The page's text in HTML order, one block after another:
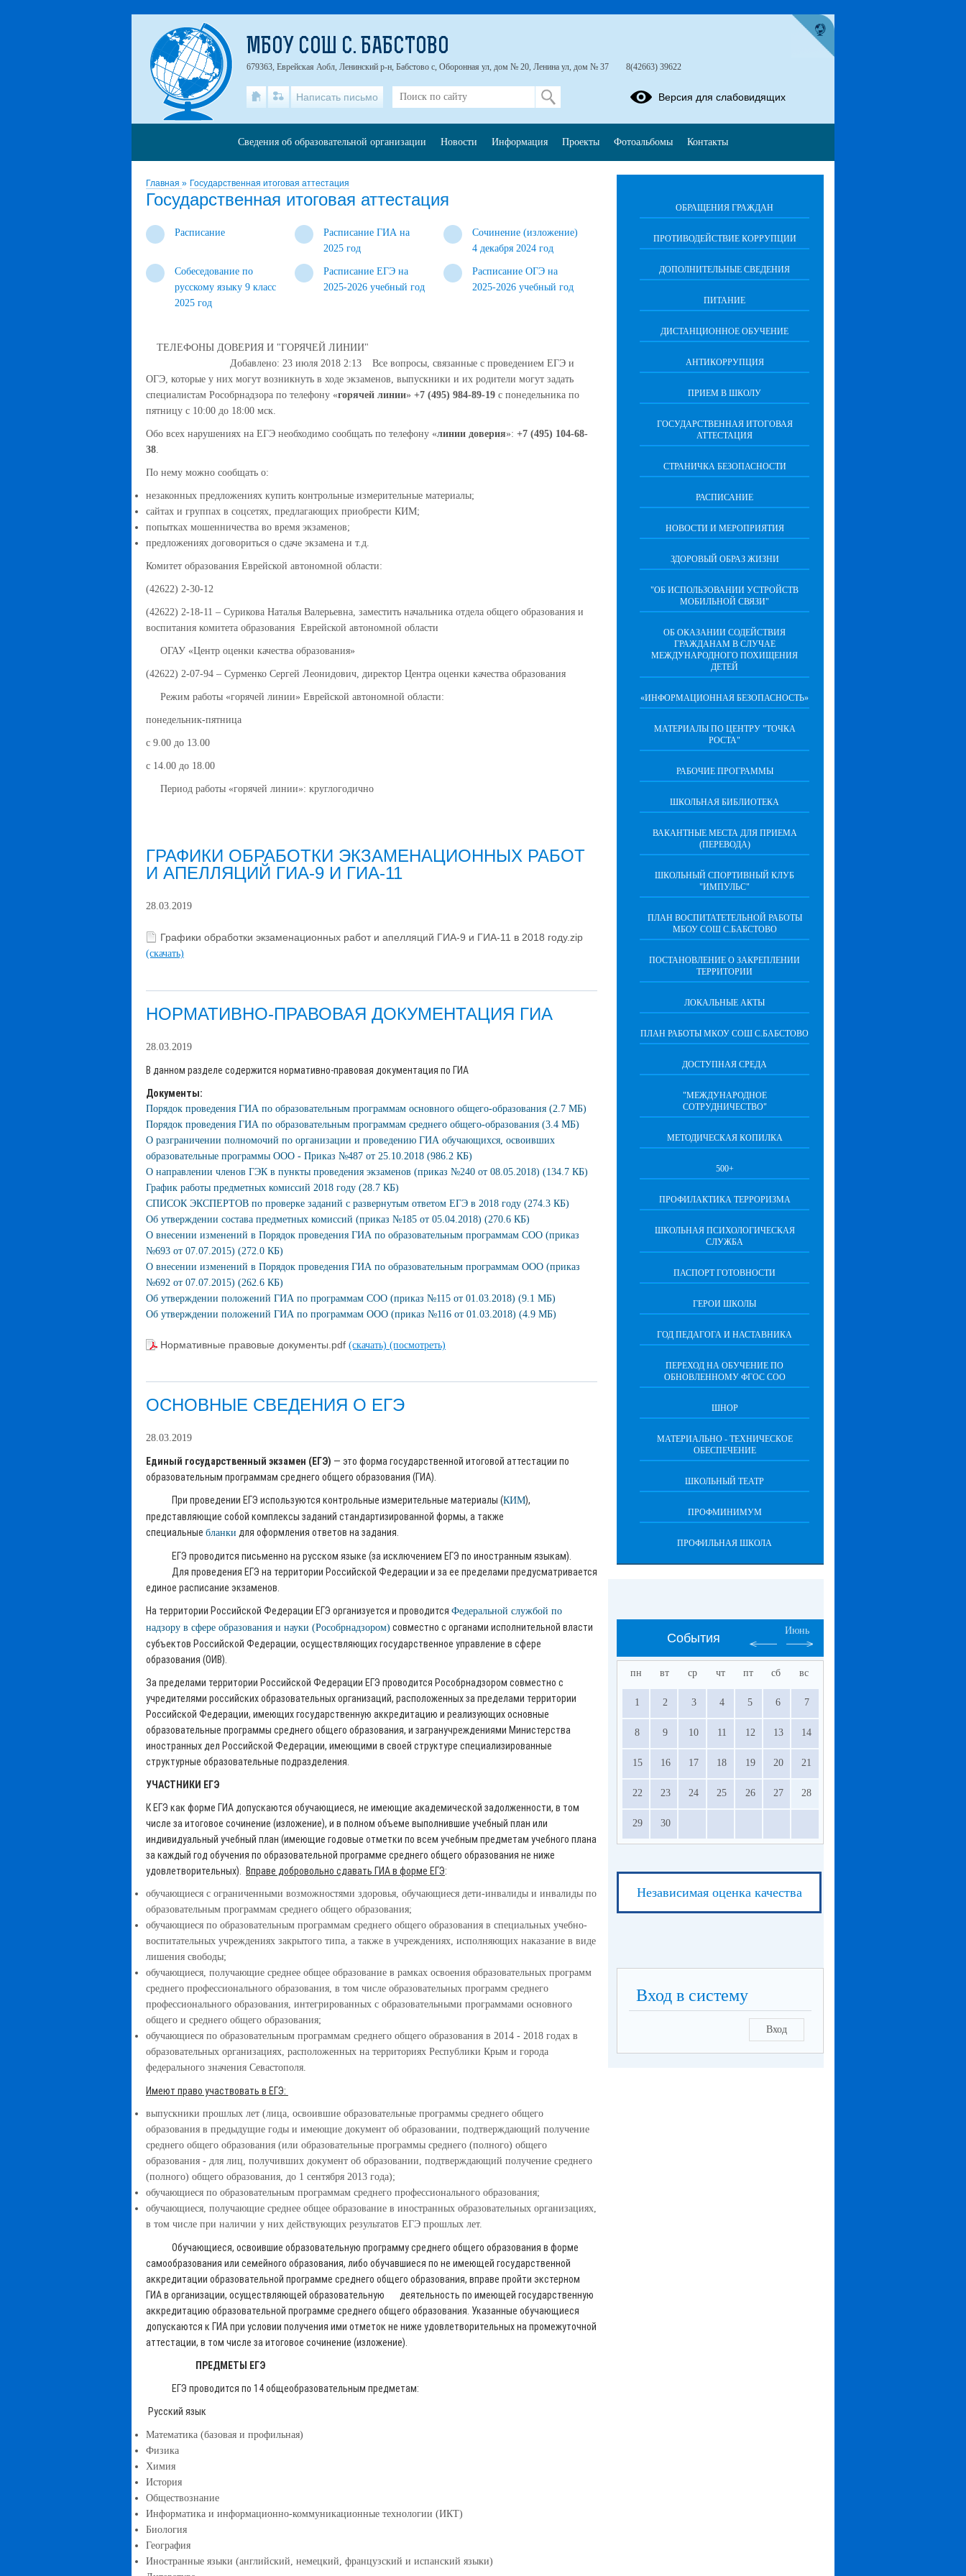
Главная » Государственная итоговая аттестация
Государственная итоговая аттестация
Расписание
Расписание ГИА на
2025 год
Сочинение (изложение)
4 декабря 2024 год
Собеседование по
русскому языку 9 класс
2025 год
Расписание ЕГЭ на
2025-2026 учебный год
Расписание ОГЭ на
2025-2026 учебный год
ТЕЛЕФОНЫ ДОВЕРИЯ И "ГОРЯЧЕЙ ЛИНИИ"
Добавлено: 23 июля 2018 2:13
Все вопросы, связанные с проведением ЕГЭ и
ОГЭ, которые у них могут возникнуть в ходе экзаменов, выпускники и их родители могут задать
специалистам Рособрнадзора по телефону «горячей линии» +7 (495) 984-89-19 с понедельника по
пятницу с 10:00 до 18:00 мск.
Обо всех нарушениях на ЕГЭ необходимо сообщать по телефону «линии доверия»: +7 (495) 104-68-
38.
По нему можно сообщать о:
незаконных предложениях купить контрольные измерительные материалы;
сайтах и группах в соцсетях, предлагающих приобрести КИМ;
попытках мошенничества во время экзаменов;
предложениях договориться о сдаче экзамена и т.д.
Комитет образования Еврейской автономной области:
(42622) 2-30-12
(42622) 2-18-11 – Сурикова Наталья Валерьевна, заместить начальника отдела общего образования и
воспитания комитета образования Еврейской автономной области
ОГАУ «Центр оценки качества образования»
(42622) 2-07-94 – Сурменко Сергей Леонидович, директор Центра оценки качества образования
Режим работы «горячей линии» Еврейской автономной области:
понедельник-пятница
с 9.00 до 13.00
с 14.00 до 18.00
Период работы «горячей линии»: круглогодично
ГРАФИКИ ОБРАБОТКИ ЭКЗАМЕНАЦИОННЫХ РАБОТ
И АПЕЛЛЯЦИЙ ГИА-9 И ГИА-11
28.03.2019
Графики обработки экзаменационных работ и апелляций ГИА-9 и ГИА-11 в 2018 году.zip
(скачать)
НОРМАТИВНО-ПРАВОВАЯ ДОКУМЕНТАЦИЯ ГИА
28.03.2019
В данном разделе содержится нормативно-правовая документация по ГИА
Документы:
Порядок проведения ГИА по образовательным программам основного общего-образования (2.7 МБ)
Порядок проведения ГИА по образовательным программам среднего общего-образования (3.4 МБ)
О разграничении полномочий по организации и проведению ГИА обучающихся, освоивших
образовательные программы ООО - Приказ №487 от 25.10.2018 (986.2 КБ)
О направлении членов ГЭК в пункты проведения экзаменов (приказ №240 от 08.05.2018) (134.7 КБ)
График работы предметных комиссий 2018 году (28.7 КБ)
СПИСОК ЭКСПЕРТОВ по проверке заданий с развернутым ответом ЕГЭ в 2018 году (274.3 КБ)
Об утверждении состава предметных комиссий (приказ №185 от 05.04.2018) (270.6 КБ)
О внесении изменений в Порядок проведения ГИА по образовательным программам СОО (приказ
№693 от 07.07.2015) (272.0 КБ)
О внесении изменений в Порядок проведения ГИА по образовательным программам ООО (приказ
№692 от 07.07.2015) (262.6 КБ)
Об утверждении положений ГИА по программам СОО (приказ №115 от 01.03.2018) (9.1 МБ)
Об утверждении положений ГИА по программам ООО (приказ №116 от 01.03.2018) (4.9 МБ)
Нормативные правовые документы.pdf (скачать) (посмотреть)
ОСНОВНЫЕ СВЕДЕНИЯ О ЕГЭ
28.03.2019
Единый государственный экзамен (ЕГЭ) — это форма государственной итоговой аттестации по
образовательным программам среднего общего образования (ГИА).
При проведении ЕГЭ используются контрольные измерительные материалы (КИМ),
представляющие собой комплексы заданий стандартизированной формы, а также
специальные бланки для оформления ответов на задания.
ЕГЭ проводится письменно на русском языке (за исключением ЕГЭ по иностранным языкам).
Для проведения ЕГЭ на территории Российской Федерации и за ее пределами предусматривается
единое расписание экзаменов.
На территории Российской Федерации ЕГЭ организуется и проводится Федеральной службой по
надзору в сфере образования и науки (Рособрнадзором) совместно с органами исполнительной власти
субъектов Российской Федерации, осуществляющих государственное управление в сфере
образования (ОИВ).
За пределами территории Российской Федерации ЕГЭ проводится Рособрнадзором совместно с
учредителями российских образовательных организаций, расположенных за пределами территории
Российской Федерации, имеющих государственную аккредитацию и реализующих основные
образовательные программы среднего общего образования, и загранучреждениями Министерства
иностранных дел Российской Федерации, имеющими в своей структуре специализированные
структурные образовательные подразделения.
УЧАСТНИКИ ЕГЭ
К ЕГЭ как форме ГИА допускаются обучающиеся, не имеющие академической задолженности, в том
числе за итоговое сочинение (изложение), и в полном объеме выполнившие учебный план или
индивидуальный учебный план (имеющие годовые отметки по всем учебным предметам учебного плана
за каждый год обучения по образовательной программе среднего общего образования не ниже
удовлетворительных). Вправе добровольно сдавать ГИА в форме ЕГЭ:
обучающиеся с ограниченными возможностями здоровья, обучающиеся дети-инвалиды и инвалиды по
образовательным программам среднего общего образования;
обучающиеся по образовательным программам среднего общего образования в специальных учебно-
воспитательных учреждениях закрытого типа, а также в учреждениях, исполняющих наказание в виде
лишения свободы;
обучающиеся, получающие среднее общее образование в рамках освоения образовательных программ
среднего профессионального образования, в том числе образовательных программ среднего
профессионального образования, интегрированных с образовательными программами основного
общего и среднего общего образования;
обучающиеся по образовательным программам среднего общего образования в 2014 - 2018 годах в
образовательных организациях, расположенных на территориях Республики Крым и города
федерального значения Севастополя.
Имеют право участвовать в ЕГЭ:
выпускники прошлых лет (лица, освоившие образовательные программы среднего общего
образования в предыдущие годы и имеющие документ об образовании, подтверждающий получение
среднего общего образования (или образовательные программы среднего (полного) общего
образования - для лиц, получивших документ об образовании, подтверждающий получение среднего
(полного) общего образования, до 1 сентября 2013 года);
обучающиеся по образовательным программам среднего профессионального образования;
обучающиеся, получающие среднее общее образование в иностранных образовательных организациях,
в том числе при наличии у них действующих результатов ЕГЭ прошлых лет.
Обучающиеся, освоившие образовательную программу среднего общего образования в форме
самообразования или семейного образования, либо обучавшиеся по не имеющей государственной
аккредитации образовательной программе среднего общего образования, вправе пройти экстерном
ГИА в организации, осуществляющей образовательную деятельность по имеющей государственную
аккредитацию образовательной программе среднего общего образования. Указанные обучающиеся
допускаются к ГИА при условии получения ими отметок не ниже удовлетворительных на промежуточной
аттестации, в том числе за итоговое сочинение (изложение).
ПРЕДМЕТЫ ЕГЭ
ЕГЭ проводится по 14 общеобразовательным предметам:
Русский язык
Математика (базовая и профильная)
Физика
Химия
История
Обществознание
Информатика и информационно-коммуникационные технологии (ИКТ)
Биология
География
Иностранные языки (английский, немецкий, французский и испанский языки)
ОБРАЩЕНИЯ ГРАЖДАН
ПРОТИВОДЕЙСТВИЕ КОРРУПЦИИ
ДОПОЛНИТЕЛЬНЫЕ СВЕДЕНИЯ
ПИТАНИЕ
ДИСТАНЦИОННОЕ ОБУЧЕНИЕ
АНТИКОРРУПЦИЯ
ПРИЕМ В ШКОЛУ
ГОСУДАРСТВЕННАЯ ИТОГОВАЯ
АТТЕСТАЦИЯ
СТРАНИЧКА БЕЗОПАСНОСТИ
РАСПИСАНИЕ
НОВОСТИ И МЕРОПРИЯТИЯ
ЗДОРОВЫЙ ОБРАЗ ЖИЗНИ
"ОБ ИСПОЛЬЗОВАНИИ УСТРОЙСТВ
МОБИЛЬНОЙ СВЯЗИ"
ОБ ОКАЗАНИИ СОДЕЙСТВИЯ
ГРАЖДАНАМ В СЛУЧАЕ
МЕЖДУНАРОДНОГО ПОХИЩЕНИЯ
ДЕТЕЙ
«ИНФОРМАЦИОННАЯ БЕЗОПАСНОСТЬ»
МАТЕРИАЛЫ ПО ЦЕНТРУ "ТОЧКА
РОСТА"
РАБОЧИЕ ПРОГРАММЫ
ШКОЛЬНАЯ БИБЛИОТЕКА
ВАКАНТНЫЕ МЕСТА ДЛЯ ПРИЕМА
(ПЕРЕВОДА)
ШКОЛЬНЫЙ СПОРТИВНЫЙ КЛУБ
"ИМПУЛЬС"
ПЛАН ВОСПИТАТЕТЕЛЬНОЙ РАБОТЫ
МБОУ СОШ С.БАБСТОВО
ПОСТАНОВЛЕНИЕ О ЗАКРЕПЛЕНИИ
ТЕРРИТОРИИ
ЛОКАЛЬНЫЕ АКТЫ
ПЛАН РАБОТЫ МКОУ СОШ С.БАБСТОВО
ДОСТУПНАЯ СРЕДА
"МЕЖДУНАРОДНОЕ
СОТРУДНИЧЕСТВО"
МЕТОДИЧЕСКАЯ КОПИЛКА
500+
ПРОФИЛАКТИКА ТЕРРОРИЗМА
ШКОЛЬНАЯ ПСИХОЛОГИЧЕСКАЯ
СЛУЖБА
ПАСПОРТ ГОТОВНОСТИ
ГЕРОИ ШКОЛЫ
ГОД ПЕДАГОГА И НАСТАВНИКА
ПЕРЕХОД НА ОБУЧЕНИЕ ПО
ОБНОВЛЕННОМУ ФГОС СОО
ШНОР
МАТЕРИАЛЬНО - ТЕХНИЧЕСКОЕ
ОБЕСПЕЧЕНИЕ
ШКОЛЬНЫЙ ТЕАТР
ПРОФМИНИМУМ
ПРОФИЛЬНАЯ ШКОЛА
События
Июнь
пн вт ср чт пт сб вс
1 2 3 4 5 6 7
8 9 10 11 12 13 14
15 16 17 18 19 20 21
22 23 24 25 26 27 28
29 30
Независимая оценка качества
Вход в систему
Вход
МБОУ СОШ С. БАБСТОВО
679363, Еврейская Аобл, Ленинский р-н, Бабстово с, Оборонная ул, дом № 20, Ленина ул, дом № 37 8(42663) 39622
Написать письмо Версия для слабовидящих
Сведения об образовательной организации Новости Информация Проекты Фотоальбомы Контакты